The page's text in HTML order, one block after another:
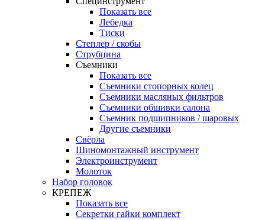
Показать все
Лебедка
Тиски
Степлер / скобы
Струбцина
Съемники
Показать все
Съемники стопорных колец
Съемники масляных фильтров
Съемники обшивки салона
Съемник подшипников / шаровых
Другие съемники
Свёрла
Шиномонтажный инструмент
Электроинструмент
Молоток
Набор головок
КРЕПЕЖ
Показать все
Секретки гайки комплект